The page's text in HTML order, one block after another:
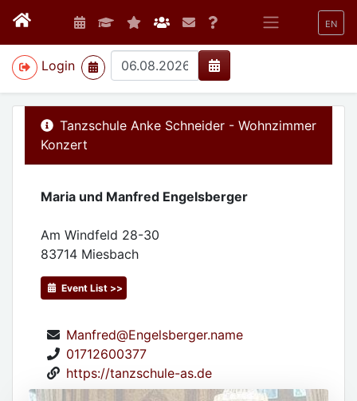
EN
Login
>
Tanzschule Anke Schneider - Wohnzimmer
Konzert
Maria und Manfred Engelsberger
Am Windfeld 28-30
83714 Miesbach
Event List >>
Manfred@Engelsberger.name
01712600377
https://tanzschule-as.de